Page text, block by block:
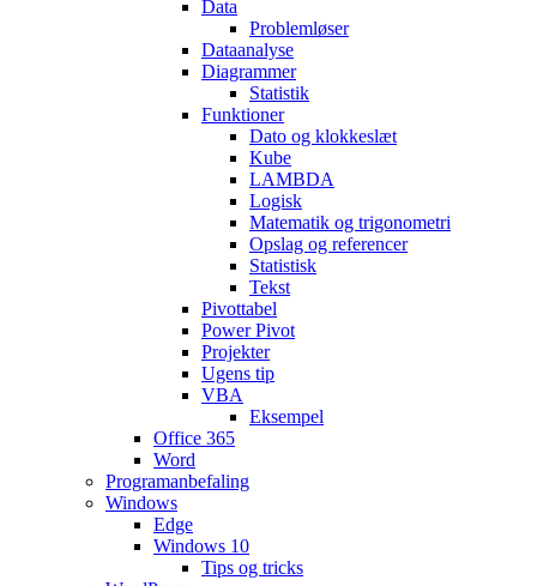
Data
Problemløser
Dataanalyse
Diagrammer
Statistik
Funktioner
Dato og klokkeslæt
Kube
LAMBDA
Logisk
Matematik og trigonometri
Opslag og referencer
Statistisk
Tekst
Pivottabel
Power Pivot
Projekter
Ugens tip
VBA
Eksempel
Office 365
Word
Programanbefaling
Windows
Edge
Windows 10
Tips og tricks